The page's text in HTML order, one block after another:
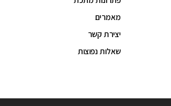
מאמרים
יצירת קשר
שאלות נפוצות